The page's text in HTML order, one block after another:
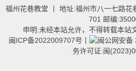
福州花巷教堂 丨 地址:福州市八一七路
701 邮编
申明:未经本站允许，不得转载本站
闽ICP备2022009707号
闽公网安备
务许可证:闽